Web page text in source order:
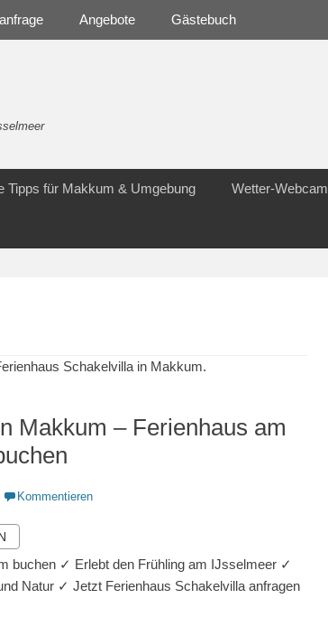
Angebote Gästebuch
Tipps für Makkum & Umgebung Wetter-Webcam
Schakelvilla in Makkum.
Makkum – Ferienhaus am
Kommentieren
buchen ✓ Erlebt den Frühling am IJsselmeer ✓
Natur ✓ Jetzt Ferienhaus Schakelvilla anfragen